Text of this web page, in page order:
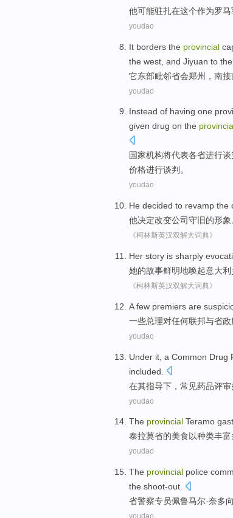
他可能驻扎在这个作为罗马
youdao
It borders the provincial
the west, and Jiyuan to
它东部毗邻省会郑州 ， 南接
youdao
Instead of having one
given drug on the
国家机构将代表各省进行谈
价格进行谈判。
youdao
He decided to revamp the
他决定改变公司守旧的形象
《柯林斯英汉双解大词典》
Her story is sharply
她的故事鲜明地唤起意大利
《柯林斯英汉双解大词典》
A few premiers are
一些总理对任何联邦与省政
youdao
Under it , a Common Drug
included
在其指导下， 常见药品评审
youdao
The provincial Teramo
泰拉莫省的美食以种类丰富
youdao
The provincial police
the shoot-out
省警察专员佩鲁马尔·奈多向
youdao